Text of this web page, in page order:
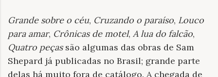
Grande sobre o céu, Cruzando o paraíso, Louco
para amar, Crônicas de motel, A lua do falcão,
Quatro peçassão algumas das obras de Sam
Shepard já publicadas no Brasil; grande parte
delas há muito fora de catálogo. A chegada de